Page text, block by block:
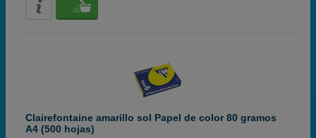
Clairefontaine amarillo sol Papel de color 80 gramos
A4 (500 hojas)